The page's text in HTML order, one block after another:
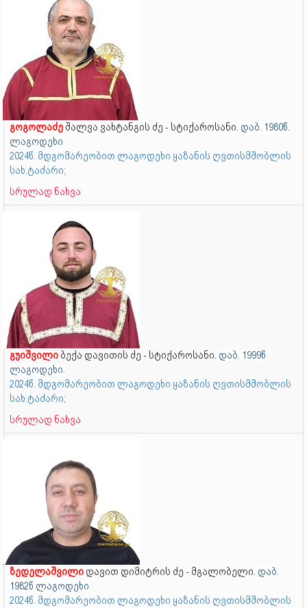
გოგოლაძე შალვა ვახტანგის ძე - სტიქაროსანი. დაბ. 1980წ.
ლაგოდეხი
2024წ. მდგომარეობით ლაგოდეხი ყაზანის ღვთისმშობლის
სახ.ტაძარი;
სრულად ნახვა
გუიშვილი ბექა დავითის ძე - სტიქაროსანი. დაბ. 1999წ
ლაგოდეხი.
2024წ. მდგომარეობით ლაგოდეხი ყაზანის ღვთისმშობლის
სახ.ტაძარი;
სრულად ნახვა
ზედელაშვილი დავით დიმიტრის ძე - მგალობელი. დაბ.
1982წ ლაგოდეხი
2024წ. მდგომარეობით ლაგოდეხი ყაზანის ღვთისმშობლის